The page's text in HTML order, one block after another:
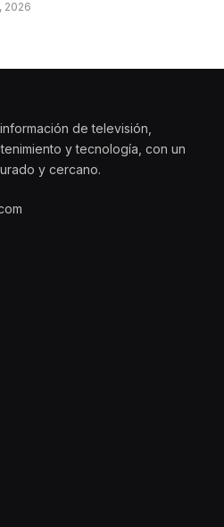
2026
de televisión,
y tecnología, con un
y cercano.